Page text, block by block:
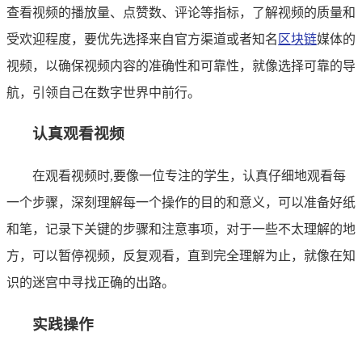
查看视频的播放量、点赞数、评论等指标，了解视频的质量和
受欢迎程度，要优先选择来自官方渠道或者知名 区块链媒体的
视频，以确保视频内容的准确性和可靠性，就像选择可靠的导
航，引领自己在数字世界中前行。
认真观看视频
在观看视频时,要像一位专注的学生，认真仔细地观看每
一个步骤，深刻理解每一个操作的目的和意义，可以准备好纸
和笔，记录下关键的步骤和注意事项，对于一些不太理解的地
方，可以暂停视频，反复观看，直到完全理解为止，就像在知
识的迷宫中寻找正确的出路。
实践操作